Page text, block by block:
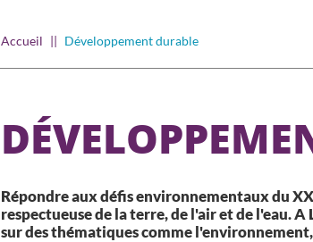
Accueil Développement durable
Répondre aux défis environnementaux du
respectueuse de la terre, de l'air et de l'eau.
sur des thématiques comme